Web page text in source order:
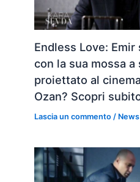
Endless Love:
con la sua mossa a
proiettato al
Ozan? Scopri
Lascia un commento / News